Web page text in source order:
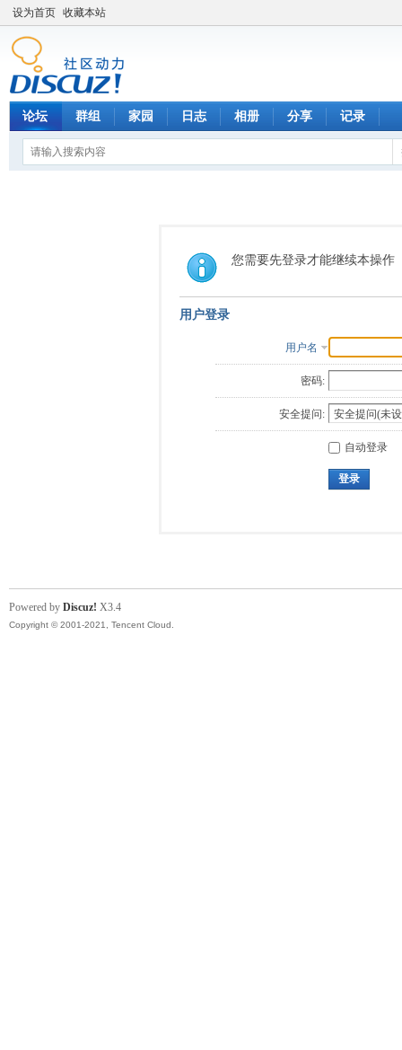
设为首页 收藏本站
论坛 群组 家园 日志 相册 分享 记录
您需要先登录才能继续本操作
用户登录
用户名
密码:
安全提问:
自动登录
登录
Powered by Discuz! X3.4
Copyright © 2001-2021, Tencent Cloud.